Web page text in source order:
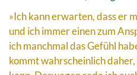
»Ich kann erwarten, dass er
und ich immer einen zum
ich manchmal das Gefühl
kommt wahrscheinlich daher,